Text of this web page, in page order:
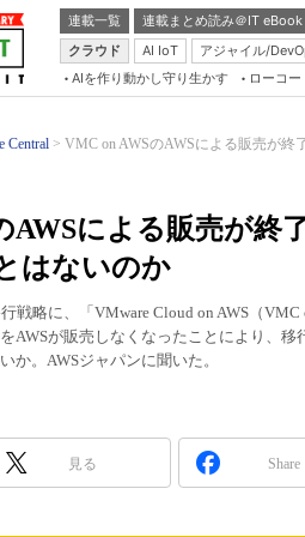
連載一覧 連載まとめ読み＠IT eBook
クラウド
AI IoT アジャイル/
AIを作り動かし守り生かす ローコ
Central VMC on AWSのAWSによる販売が終
AWSによる販売が終
はないのか
戦略に、「VMware Cloud on AWS（
AWSが販売しなくなったことにより、
か。AWSジャパンに聞いた。
見る Share